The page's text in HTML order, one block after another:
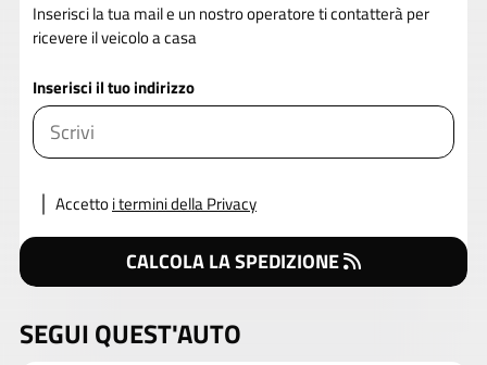
Inserisci la tua mail e un nostro operatore ti contatterà per
ricevere il veicolo a casa
Inserisci il tuo indirizzo
Accettoi termini della Privacy
CALCOLA LA SPEDIZIONE
SEGUI QUEST'AUTO